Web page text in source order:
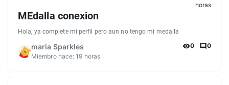
horas
MEdalla conexion
Hola, ya complete mi perfil pero aun no tengo mi medalla
maria Sparkles
Miembro hace:19 horas
0 0